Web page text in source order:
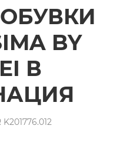
BY
В